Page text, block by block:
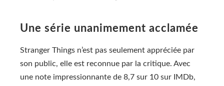
Une série unanimement acclamée
Stranger Things n’est pas seulement appréciée par
son public, elle est reconnue par la critique. Avec
une note impressionnante de 8,7 sur 10 sur IMDb,